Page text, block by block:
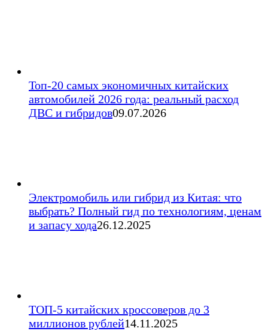
Топ-20 самых экономичных китайских
автомобилей 2026 года: реальный расход
ДВС и гибридов09.07.2026
Электромобиль или гибрид из Китая: что
выбрать? Полный гид по технологиям, ценам
и запасу хода26.12.2025
ТОП-5 китайских кроссоверов до 3
миллионов рублей14.11.2025